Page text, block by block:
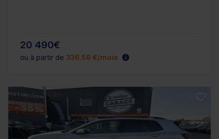
20 490€
ou à partir de 336.56 €/mois